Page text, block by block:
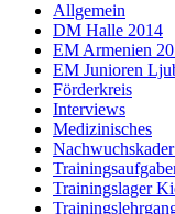
Allgemein
DM Halle 2014
EM Armenien
EM Junioren
Förderkreis
Interviews
Medizinisches
Trainingslager